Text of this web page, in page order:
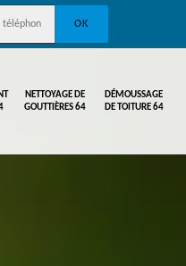
NETTOYAGE DE
GOUTTIÈRES 64
DÉMOUSSAGE
DE TOITURE 64